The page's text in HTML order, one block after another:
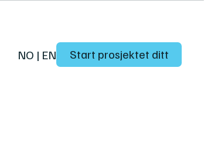
NO | EN Start prosjektet ditt